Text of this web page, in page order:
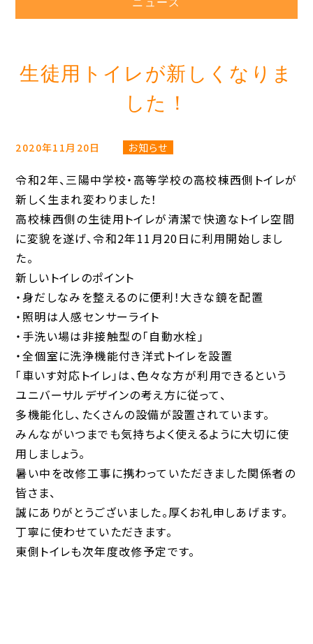
生徒用トイレが新しくなりま
した！
2020年11月20日 お知らせ
令和2年、三陽中学校・高等学校の高校棟西側トイレが
新しく生まれ変わりました！
高校棟西側の生徒用トイレが清潔で快適なトイレ空間
に変貌を遂げ、令和2年11月20日に利用開始しまし
た。
新しいトイレのポイント
・身だしなみを整えるのに便利！大きな鏡を配置
・照明は人感センサーライト
・手洗い場は非接触型の「自動水栓」
・全個室に洗浄機能付き洋式トイレを設置
「車いす対応トイレ」は、色々な方が利用できるという
ユニバーサルデザインの考え方に従って、
多機能化し、たくさんの設備が設置されています。
みんながいつまでも気持ちよく使えるように大切に使
用しましょう。
暑い中を改修工事に携わっていただきました関係者の
皆さま、
誠にありがとうございました。厚くお礼申しあげます。
丁寧に使わせていただきます。
東側トイレも次年度改修予定です。